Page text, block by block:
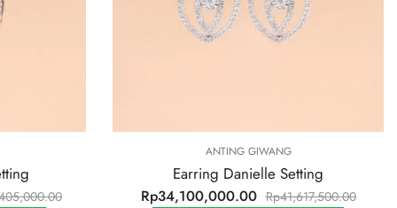
Setting
Rp41,617,500.00
ANTING GIWANG,SPECIAL OFFER!
Earring Clover Small Setting
Rp7,600,000.00 Rp